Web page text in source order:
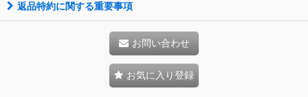
返品特約に関する重要事項
お問い合わせ
お気に入り登録